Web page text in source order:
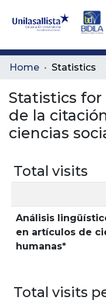
Communities
All of DSpace
Home Statistics
Statistics
de la
ciencias
Total visits
Análisis
en artículos de
humanas*
Total visits